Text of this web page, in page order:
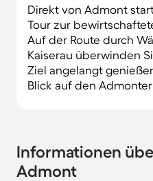
Direkt von Admont
Tour zur
Auf der Route durch
Kaiserau überwinden
Ziel angelangt
Blick auf den
Informationen
Admont